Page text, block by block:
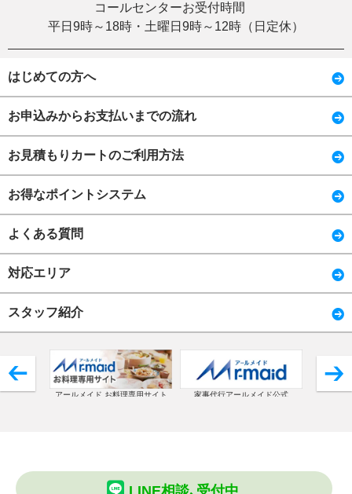
コールセンターお受付時間
平日9時～18時・土曜日9時～12時（日定休）
はじめての方へ
お申込みからお支払いまでの流れ
お見積もりカートのご利用方法
お得なポイントシステム
よくある質問
対応エリア
スタッフ紹介
アールメイド お料理専用サイト 家事代行アールメイド公式 コ